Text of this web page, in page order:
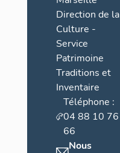
Direction de la
Culture -
Service
Patrimoine
Traditions et
Inventaire
Téléphone :
04 88 10 76
66
Nous